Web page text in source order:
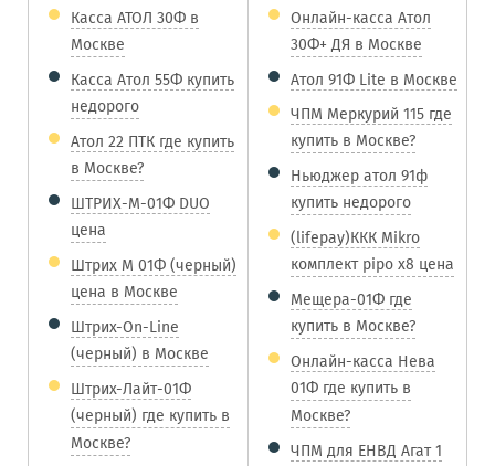
Касса АТОЛ 30Ф в
Москве
Касса Атол 55Ф купить
недорого
Атол 22 ПТК где купить
в Москве?
ШТРИХ-М-01Ф DUO
цена
Штрих М 01Ф (черный)
цена в Москве
Штрих-On-Line
(черный) в Москве
Штрих-Лайт-01Ф
(черный) где купить в
Москве?
Онлайн-касса Атол
30Ф+ ДЯ в Москве
Атол 91Ф Lite в Москве
ЧПМ Меркурий 115 где
купить в Москве?
Ньюджер атол 91ф
купить недорого
(lifepay)ККК Mikro
комплект pipo x8 цена
Мещера-01Ф где
купить в Москве?
Онлайн-касса Нева
01Ф где купить в
Москве?
ЧПМ для ЕНВД Агат 1